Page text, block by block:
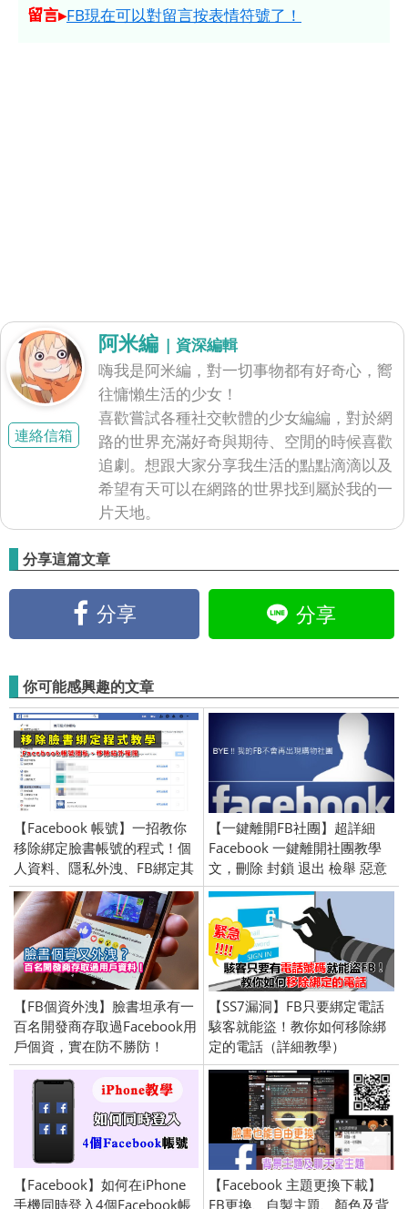
留言▸FB現在可以對留言按表情符號了！
連絡信箱
阿米編 | 資深編輯
嗨我是阿米編，對一切事物都有好奇心，嚮
往慵懶生活的少女！
喜歡嘗試各種社交軟體的少女編編，對於網
路的世界充滿好奇與期待、空閒的時候喜歡
追劇。想跟大家分享我生活的點點滴滴以及
希望有天可以在網路的世界找到屬於我的一
片天地。
分享這篇文章
分享 分享
你可能感興趣的文章
【Facebook 帳號】一招教你
移除綁定臉書帳號的程式！個
人資料、隱私外洩、FB綁定其
他App
【一鍵離開FB社團】超詳細
Facebook 一鍵離開社團教學
文，刪除 封鎖 退出 檢舉 惡意
社團 / iOS Android chrome 下
載 擴充
【FB個資外洩】臉書坦承有一
百名開發商存取過Facebook用
戶個資，實在防不勝防！
【SS7漏洞】FB只要綁定電話
駭客就能盜！教你如何移除綁
定的電話（詳細教學）
【Facebook】如何在iPhone
手機同時登入4個Facebook帳
【Facebook 主題更換下載】
FB更換、自製主題、顏色及背